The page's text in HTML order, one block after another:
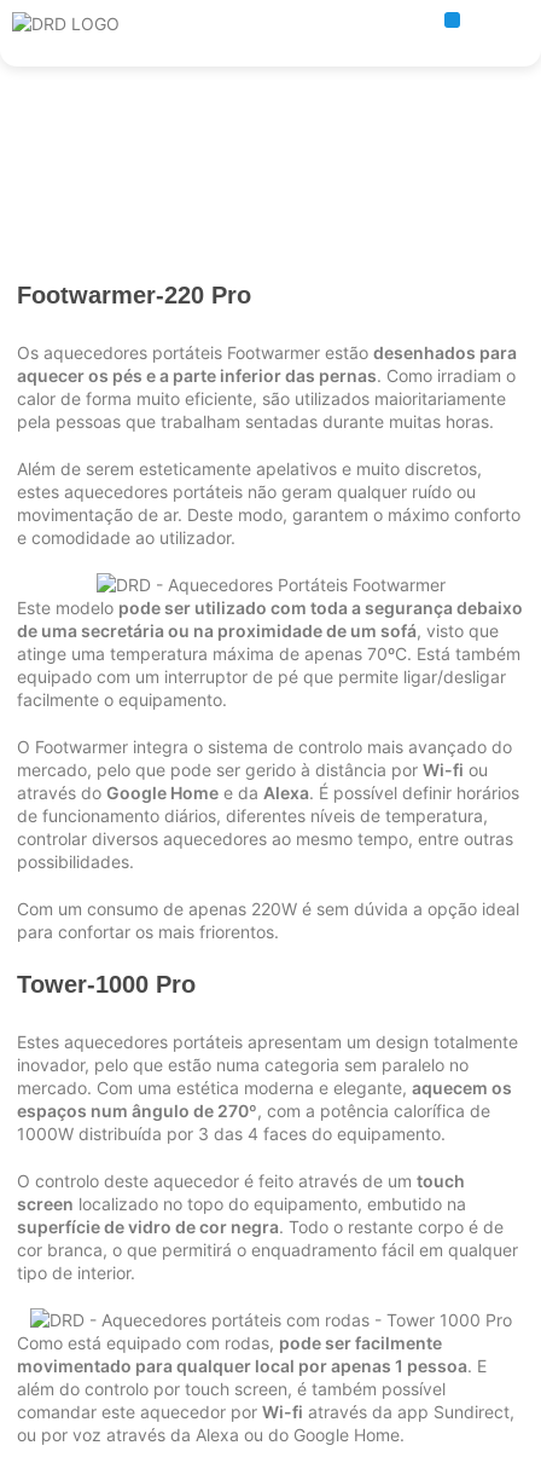
Footwarmer-220 Pro
Os aquecedores portáteis Footwarmer estão desenhados para
aquecer os pés e a parte inferior das pernas. Como irradiam o
calor de forma muito eficiente, são utilizados maioritariamente
pela pessoas que trabalham sentadas durante muitas horas.
Além de serem esteticamente apelativos e muito discretos,
estes aquecedores portáteis não geram qualquer ruído ou
movimentação de ar. Deste modo, garantem o máximo conforto
e comodidade ao utilizador.
Este modelo pode ser utilizado com toda a segurança debaixo
de uma secretária ou na proximidade de um sofá, visto que
atinge uma temperatura máxima de apenas 70ºC. Está também
equipado com um interruptor de pé que permite ligar/desligar
facilmente o equipamento.
O Footwarmer integra o sistema de controlo mais avançado do
mercado, pelo que pode ser gerido à distância por Wi-fi ou
através do Google Home e da Alexa. É possível definir horários
de funcionamento diários, diferentes níveis de temperatura,
controlar diversos aquecedores ao mesmo tempo, entre outras
possibilidades.
Com um consumo de apenas 220W é sem dúvida a opção ideal
para confortar os mais friorentos.
Tower-1000 Pro
Estes aquecedores portáteis apresentam um design totalmente
inovador, pelo que estão numa categoria sem paralelo no
mercado. Com uma estética moderna e elegante, aquecem os
espaços num ângulo de 270º, com a potência calorífica de
1000W distribuída por 3 das 4 faces do equipamento.
O controlo deste aquecedor é feito através de um touch
screen localizado no topo do equipamento, embutido na
superfície de vidro de cor negra. Todo o restante corpo é de
cor branca, o que permitirá o enquadramento fácil em qualquer
tipo de interior.
Como está equipado com rodas, pode ser facilmente
movimentado para qualquer local por apenas 1 pessoa. E
além do controlo por touch screen, é também possível
comandar este aquecedor por Wi-fi através da app Sundirect,
ou por voz através da Alexa ou do Google Home.